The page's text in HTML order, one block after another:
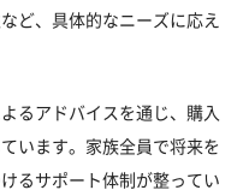
ど、具体的なニーズに応え
るアドバイスを通じ、購入
います。家族全員で将来を
るサポート体制が整ってい